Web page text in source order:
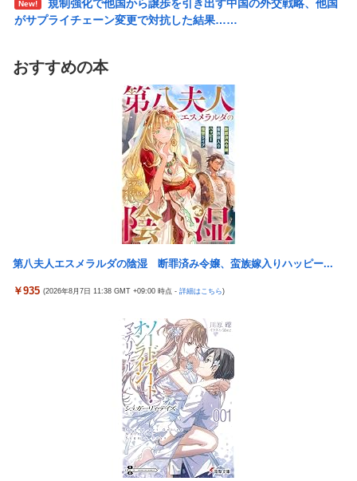
「もう日本ええわ…」
【悲報】ワイのせいで会社を辞めた新人が「3人」もいた
ことが発覚ｗｗｗｗｗ
エース級の財務官僚が異例転出へ 官邸幹部「協力的でな
町の弁当屋「申し訳ないが消費税1%になったらその分商品
【泣】年配夫婦が営む中華屋さん、休業を知らせる貼り紙
に応援コメントが続々と
中国で新型コロナウイルス拡大「治療薬販売制限指針」の
せいで薬局で買えず
がサプライチェーン変更で対抗した結果……
福岡県議会「海外旅行じゃない、海外活動だ！」→視察費
2.65億円公開で再炎上ｗｗｗ
【画像】かつて天下を獲っていたYouTuberの現在ｗｗｗ
【悲報】コレコレ、月収1億円ｗｗｗそりゃ外出るのにボ
ディガードつけるわ…
【悲報】福岡の電車、完全にやらかす。構内アナウンスで
ド下ネタを連発するｗｗｗｗｗ
New!
規制強化で他国から譲歩を引き出す中国の外交戦略、他国
がサプライチェーン変更で対抗した結果……
2.65億円公開で再炎上ｗｗｗ
参政党・神谷代表、高市政権の食料品減税を「天下の愚
【悲報】 ピカチュウが大量に半額
FGOのリリスさん、謎のSKB水着を着るｗｗｗｗｗｗｗｗ
【悲報】「店員」と「定員」を間違えるガチでヤバいや
つ、ネット上に多すぎる ← これ・・・・・・
【悲報】ラノベ作家「新作ラブコメ書いたぞ！」冷笑系
「いい歳こいてラブコメ書いて恥ずかしくないの？」
New!
【画像】ジェフ・ベゾスさん（資産約43兆7700億円）の嫁
がコチラｗｗｗｗｗ
パチンコ配信者さん、ミスでSEEDをパンクさせてしま
投資家ワイ、スマホポチッとするだけで大金を稼いでしま
積水ハウス「地面師に55億円騙し取られた…」ワイ「はえ
ーかわいそう…会社滅茶苦茶やろなぁ」
【ビスティ打法】ガチで疑問なんだけどオカルト信者って
おすすめの本
第八夫人エスメラルダの陰湿 断罪済み令嬢、蛮族嫁入りハッピー...
￥935 (2026年8月7日 11:38 GMT +09:00 時点 - 詳細はこちら)